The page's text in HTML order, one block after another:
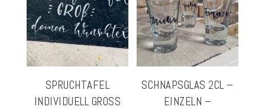
SPRUCHTAFEL
INDIVIDUELL GROSS M
SCHNAPSGLAS 2CL –
EINZELN –